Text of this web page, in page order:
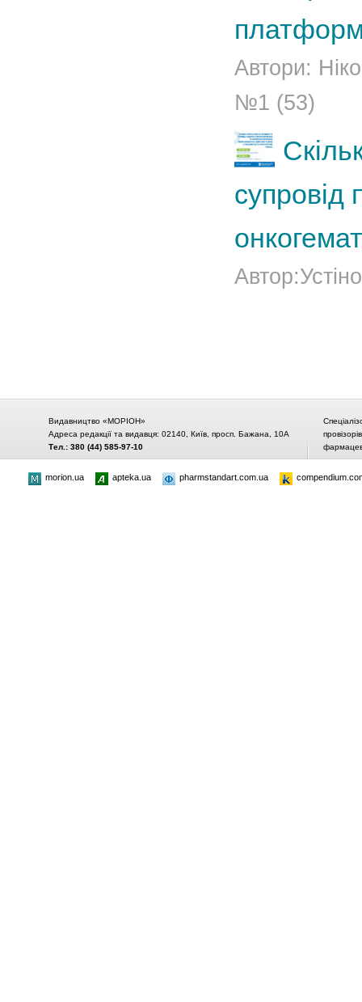
Автори:
№1 (53)
супровід
Видавництво «МОРІОН»
Адреса редакції та видавця: 02140, Київ, просп. Бажана, 10А
Тел.: 380 (44) 585-97-10
morion.ua apteka.ua pharmstandart.com.ua